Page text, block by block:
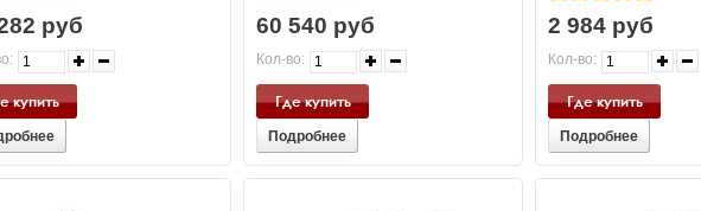
руб
купить
60 540 руб
Кол-во:
Где купить
Подробнее
2 984 руб
Кол-во:
Где купить
Подробнее